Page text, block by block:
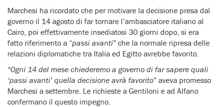
Marchesi ha ricordato che per motivare la decisione presa dal
governo il 14 agosto di far tornare l’ambasciatore italiano al
Cairo, poi effettivamente insediatosi 30 giorni dopo, si era
fatto riferimento a “passi avanti” che la normale ripresa delle
relazioni diplomatiche tra Italia ed Egitto avrebbe favorito.
“Ogni 14 del mese chiederemo a governo di far sapere quali
‘passi avanti’ quella decisione avrà favorito” aveva promesso
Marchesi a settembre. Le richieste a Gentiloni e ad Alfano
confermano il questo impegno.